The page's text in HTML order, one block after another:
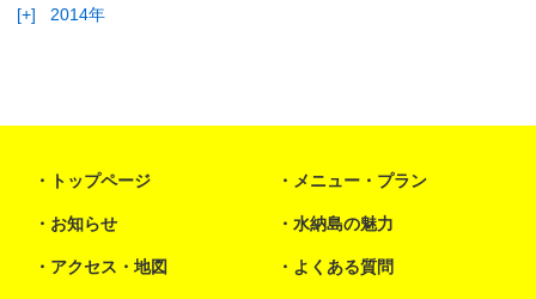
[+]
2014年
トップページ メニュー・プラン
お知らせ 水納島の魅力
アクセス・地図 よくある質問